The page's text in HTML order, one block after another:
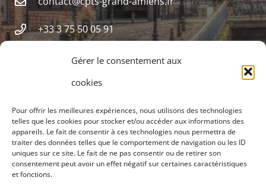
Gérer le consentement aux
cookies
Pour offrir les meilleures expériences, nous utilisons des technologies
telles que les cookies pour stocker et/ou accéder aux informations des
appareils. Le fait de consentir à ces technologies nous permettra de
traiter des données telles que le comportement de navigation ou les ID
uniques sur ce site. Le fait de ne pas consentir ou de retirer son
consentement peut avoir un effet négatif sur certaines caractéristiques
et fonctions.
+33 3 75 50 05 91
Siège social, 12 rue Frédéric Petit 80000 Amiens